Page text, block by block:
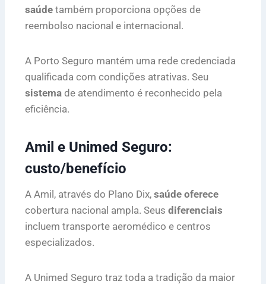
saúde também proporciona opções de
reembolso nacional e internacional.
A Porto Seguro mantém uma rede credenciada
qualificada com condições atrativas. Seu
sistema de atendimento é reconhecido pela
eficiência.
Amil e Unimed Seguro:
custo/benefício
A Amil, através do Plano Dix, saúde oferece
cobertura nacional ampla. Seus diferenciais
incluem transporte aeromédico e centros
especializados.
A Unimed Seguro traz toda a tradição da maior